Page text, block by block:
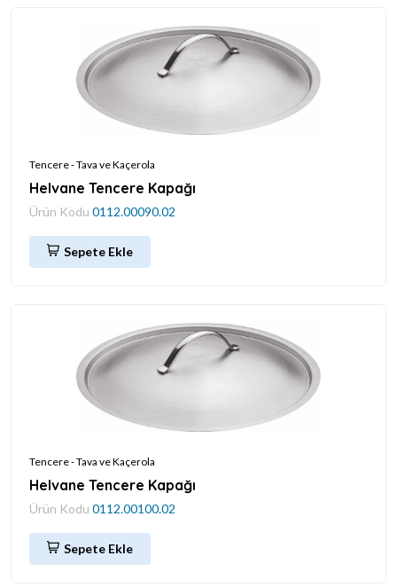
Tencere - Tava ve Kaçerola
Helvane Tencere Kapağı
Ürün Kodu 0112.00090.02
Sepete Ekle
Tencere - Tava ve Kaçerola
Helvane Tencere Kapağı
Ürün Kodu 0112.00100.02
Sepete Ekle